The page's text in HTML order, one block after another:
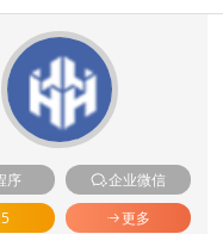
序
企业微信
更多